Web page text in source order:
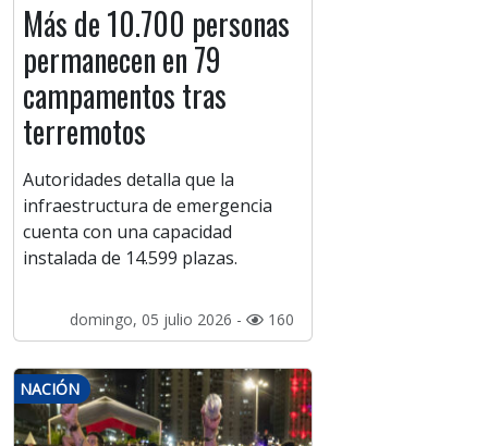
Más de 10.700 personas
permanecen en 79
campamentos tras
terremotos
Autoridades detalla que la
infraestructura de emergencia
cuenta con una capacidad
instalada de 14.599 plazas.
domingo, 05 julio 2026 - 160
NACIÓN